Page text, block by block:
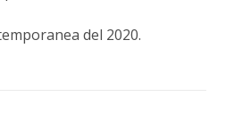
del 2020.